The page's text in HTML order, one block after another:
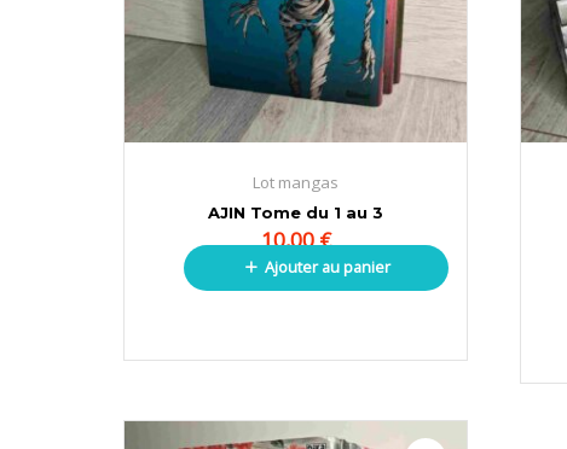
Lot mangas
AJIN Tome du 1 au 3
10,00€
Ajouter au panier